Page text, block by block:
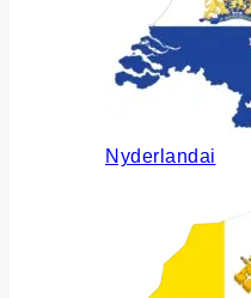
Nyderlandai